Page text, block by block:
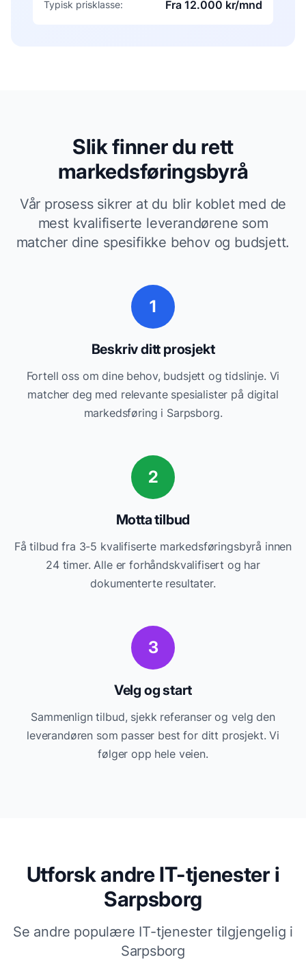
Typisk prisklasse: Fra 12.000 kr/mnd
Slik finner du rett
markedsføringsbyrå
Vår prosess sikrer at du blir koblet med de
mest kvalifiserte leverandørene som
matcher dine spesifikke behov og budsjett.
1
Beskriv ditt prosjekt
Fortell oss om dine behov, budsjett og tidslinje. Vi
matcher deg med relevante spesialister på digital
markedsføring i Sarpsborg.
2
Motta tilbud
Få tilbud fra 3-5 kvalifiserte markedsføringsbyrå innen
24 timer. Alle er forhåndskvalifisert og har
dokumenterte resultater.
3
Velg og start
Sammenlign tilbud, sjekk referanser og velg den
leverandøren som passer best for ditt prosjekt. Vi
følger opp hele veien.
Utforsk andre IT-tjenester i
Sarpsborg
Se andre populære IT-tjenester tilgjengelig i
Sarpsborg